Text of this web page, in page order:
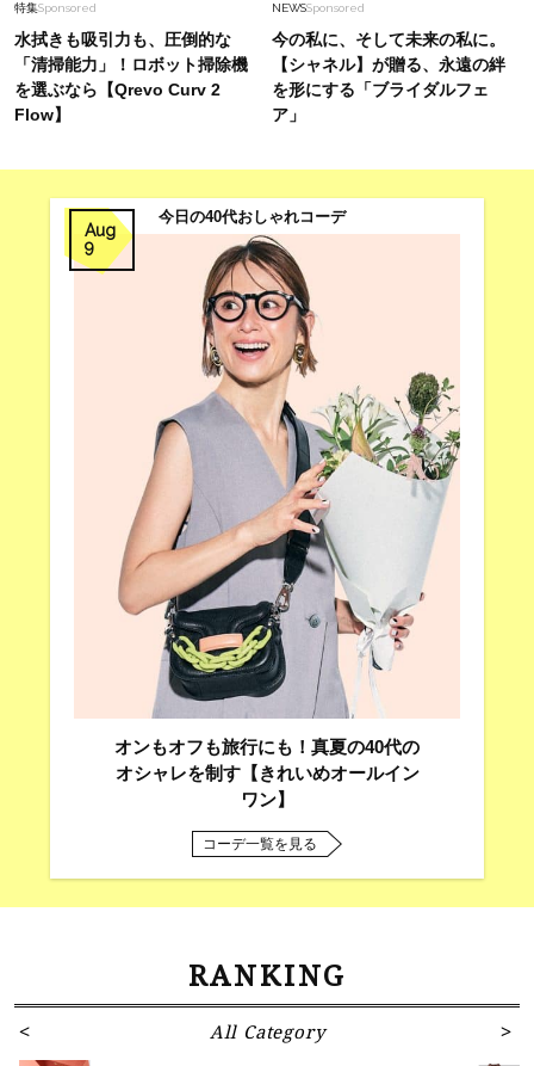
特集Sponsored
水拭きも吸引力も、圧倒的な
「清掃能力」！ロボット掃除機
を選ぶなら【Qrevo Curv 2
Flow】
NEWSSponsored
今の私に、そして未来の私に。
【シャネル】が贈る、永遠の絆
を形にする「ブライダルフェ
ア」
Aug
9
今日の40代おしゃれコーデ
オンもオフも旅行にも！真夏の40代の
オシャレを制す【きれいめオールイン
ワン】
コーデ一覧を見る
RANKING
All Category